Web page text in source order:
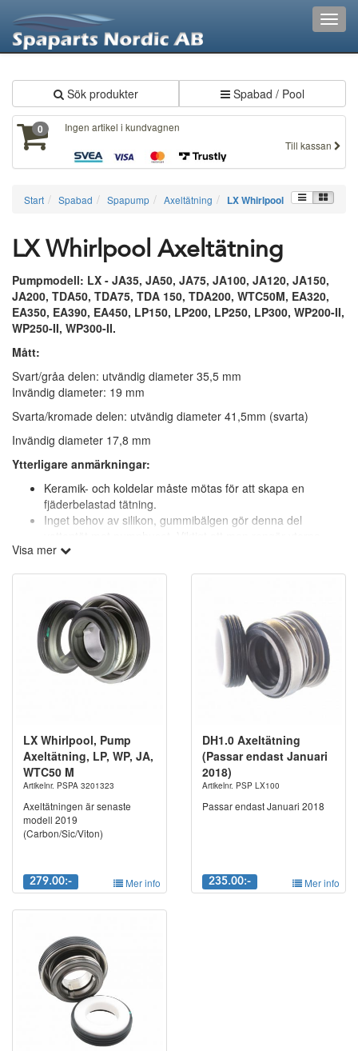
Sök produkter Spabad / Pool
0
Ingen artikel i kundvagnen
Till kassan
Start Spabad Spapump Axeltätning LX Whirlpool
LX Whirlpool Axeltätning
Pumpmodell: LX - JA35, JA50, JA75, JA100, JA120, JA150,
JA200, TDA50, TDA75, TDA 150, TDA200, WTC50M, EA320,
EA350, EA390, EA450, LP150, LP200, LP250, LP300, WP200-II,
WP250-II, WP300-II.
Mått:
Svart/gråa delen: utvändig diameter 35,5 mm
Invändig diameter: 19 mm
Svarta/kromade delen: utvändig diameter 41,5mm (svarta)
Invändig diameter 17,8 mm
Ytterligare anmärkningar:
Keramik- och koldelar måste mötas för att skapa en
fjäderbelastad tätning.
Inget behov av silikon, gummibälgen gör denna del
För att ta lös axeltätningen lossa fronten (8 skruvar). Vrid
axeltätningen.
Har du frågor går det givets bra att kontakta vårt team. Bäst är att
du mailar din fråga för snabbare återkoppling,
info@spapartsnordic.seAlternativt 0910-13013
Visa mer
LX Whirlpool, Pump
Axeltätning, LP, WP, JA,
WTC50 M
Artikelnr. PSPA 3201323
Axeltätningen är senaste
modell 2019
(Carbon/Sic/Viton)
279.00:- Mer info
DH1.0 Axeltätning
(Passar endast Januari
2018)
Artikelnr. PSP LX100
Passar endast Januari 2018
235.00:- Mer info